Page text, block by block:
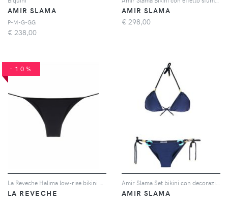
AMIR SLAMA
P-M-G-GG
€ 238,00
AMIR SLAMA
€ 298,00
-10%
LA REVECHE AMIR SLAMA